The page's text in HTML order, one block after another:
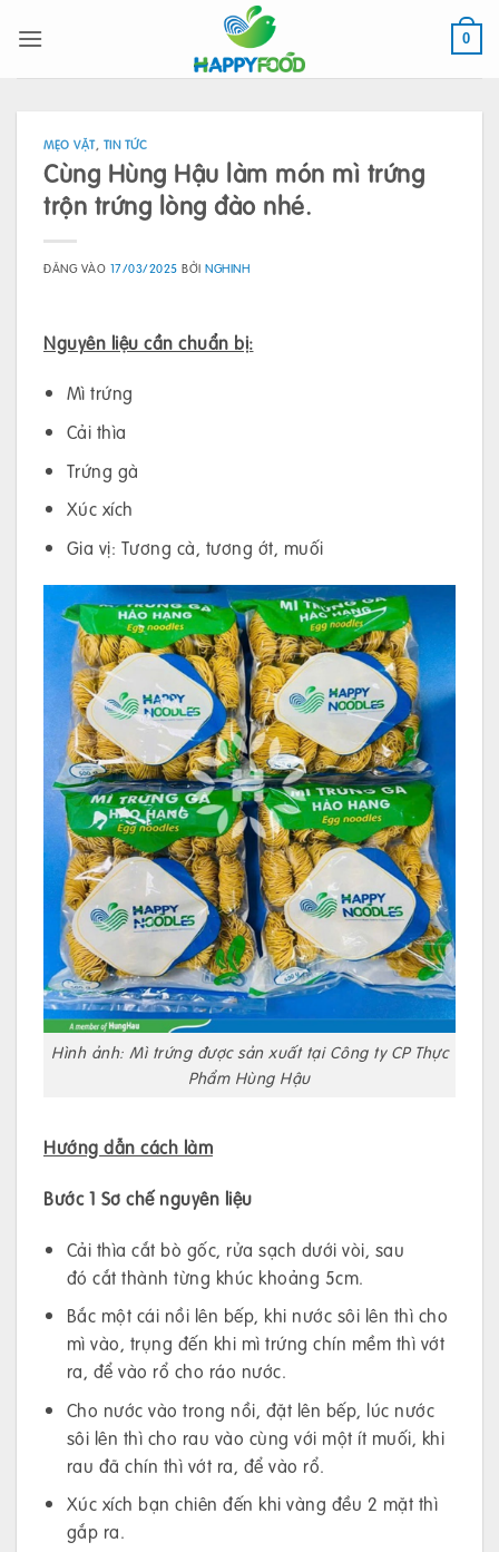
qua
0
MẸO VẶT, TIN TỨC
Cùng Hùng Hậu làm món mì trứng
trộn trứng lòng đào nhé.
ĐĂNG VÀO 17/03/2025 BỞINGHINH
Nguyên liệu cần chuẩn bị:
Mì trứng
Cải thìa
Trứng gà
Xúc xích
Gia vị: Tương cà, tương ớt, muối
Hình ảnh: Mì trứng được sản xuất tại Công ty CP Thực
Phẩm Hùng Hậu
Hướng dẫn cách làm
Bước 1 Sơ chế nguyên liệu
Cải thìa cắt bò gốc, rửa sạch dưới vòi, sau
đó cắt thành từng khúc khoảng 5cm.
Bắc một cái nồi lên bếp, khi nước sôi lên thì cho
mì vào, trụng đến khi mì trứng chín mềm thì vớt
ra, để vào rổ cho ráo nước.
Cho nước vào trong nồi, đặt lên bếp, lúc nước
sôi lên thì cho rau vào cùng với một ít muối, khi
rau đã chín thì vớt ra, để vào rổ.
Xúc xích bạn chiên đến khi vàng đều 2 mặt thì
gắp ra.